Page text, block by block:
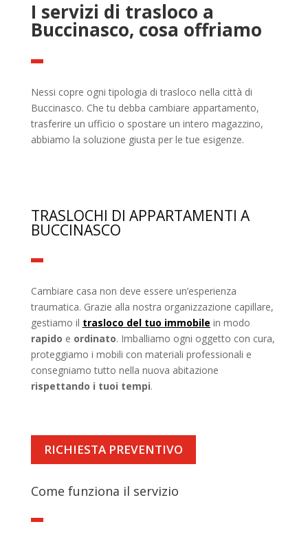
I servizi di trasloco a
Buccinasco, cosa offriamo
Nessi copre ogni tipologia di trasloco nella città di
Buccinasco. Che tu debba cambiare appartamento,
trasferire un ufficio o spostare un intero magazzino,
abbiamo la soluzione giusta per le tue esigenze.
TRASLOCHI DI APPARTAMENTI A
BUCCINASCO
Cambiare casa non deve essere un’esperienza
traumatica. Grazie alla nostra organizzazione capillare,
gestiamo il trasloco del tuo immobile in modo
rapido e ordinato. Imballiamo ogni oggetto con cura,
proteggiamo i mobili con materiali professionali e
consegniamo tutto nella nuova abitazione
rispettando i tuoi tempi.
RICHIESTA PREVENTIVO
Come funziona il servizio